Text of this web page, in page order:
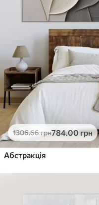
1306.66грн784.00грн
Абстракція